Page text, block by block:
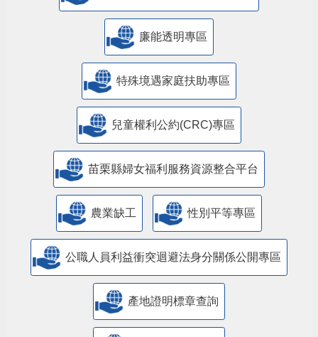
廉能透明專區
特殊境遇家庭扶助專區
兒童權利公約(CRC)專區
苗栗縣婦女福利服務資源整合平台
農業缺工 性別平等專區
公職人員利益衝突迴避法身分關係公開專區
產地證明標章查詢